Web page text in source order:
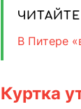
В Питере
Куртка